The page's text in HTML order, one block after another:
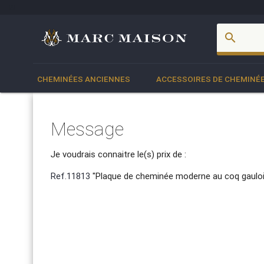
search
CHEMINÉES ANCIENNES ACCESSOIRES DE CHEMINÉE
Message
Je voudrais connaitre le(s) prix de :
Ref.11813 "Plaque de cheminée moderne au coq